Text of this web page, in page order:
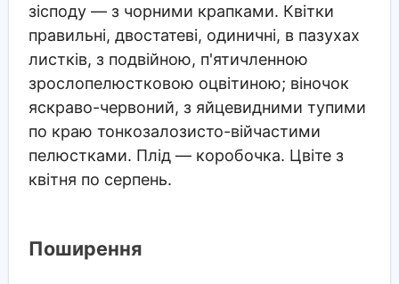
зісподу — з чорними крапками. Квітки
правильні, двостатеві, одиничні, в пазухах
листків, з подвійною, п'ятичленною
зрослопелюстковою оцвітиною; віночок
яскраво-червоний, з яйцевидними тупими
по краю тонкозалозисто-війчастими
пелюстками. Плід — коробочка. Цвіте з
квітня по серпень.
Поширення